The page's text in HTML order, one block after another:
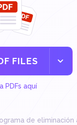
FILES
PDFs aquí
de eliminación